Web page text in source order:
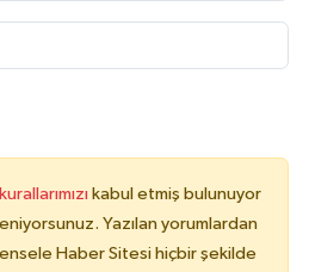
kabul etmiş bulunuyor
Yazılan yorumlardan
Haber Sitesi hiçbir şekilde